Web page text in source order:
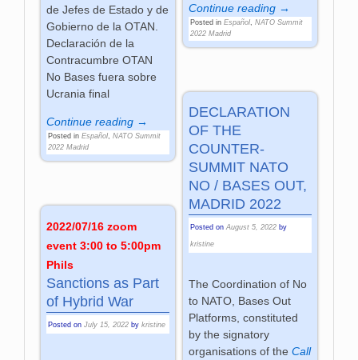
Continue reading →
Posted in Español, NATO Summit
2022 Madrid
de Jefes de Estado y de
Gobierno de la OTAN.
Declaración de la
Contracumbre OTAN
No Bases fuera sobre
Ucrania final
Continue reading →
Posted in Español ,NATO Summit
2022 Madrid
DECLARATION
OF THE
COUNTER-
SUMMIT NATO
NO / BASES OUT,
MADRID 2022
Posted on August 5, 2022 by
kristine
The Coordination of No
to NATO, Bases Out
Platforms, constituted
by the signatory
organisations of the Call
2022/07/16 zoom
event 3:00 to 5:00pm
Phils
Sanctions as Part
of Hybrid War
Posted onJuly 15, 2022 bykristine